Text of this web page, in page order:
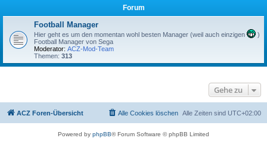
Forum
Football Manager
Hier geht es um den momentan wohl besten Manager (weil auch einzigen
)
Football Manager von Sega
Moderator: ACZ-Mod-Team
Themen: 313
Gehe zu
ACZ Foren-Übersicht Alle Zeiten sind UTC+02:00
Alle Cookies löschen
Powered by phpBB® Forum Software © phpBB Limited